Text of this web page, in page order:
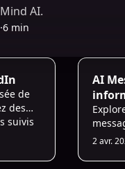
AI.
·6 min
de
des
suivis
AI
AI
pour
2 avr.